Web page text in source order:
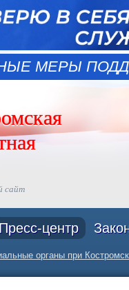
МЕРЫ
сайт
Пресс-центр
органы при